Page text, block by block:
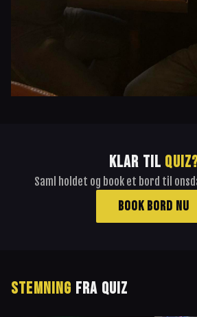
KLAR TIL
Saml holdet og book et bord til
BOOK BORD NU
STEMNING FRA QUIZ